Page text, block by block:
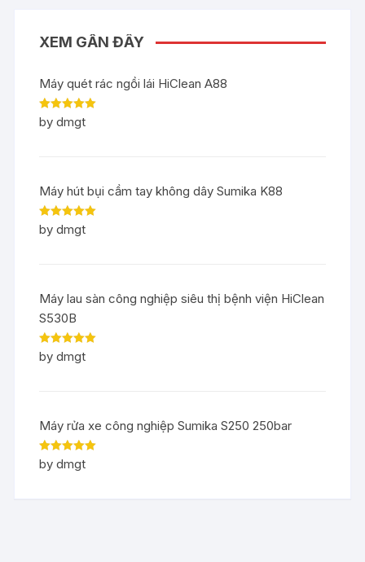
XEM GẦN ĐÂY
Máy quét rác ngồi lái HiClean A88
Rated5out
of 5
by dmgt
Máy hút bụi cầm tay không dây Sumika K88
Rated5out
of 5
by dmgt
Máy lau sàn công nghiệp siêu thị bệnh viện HiClean
S530B
Rated5out
of 5
by dmgt
Máy rửa xe công nghiệp Sumika S250 250bar
Rated5out
of 5
by dmgt